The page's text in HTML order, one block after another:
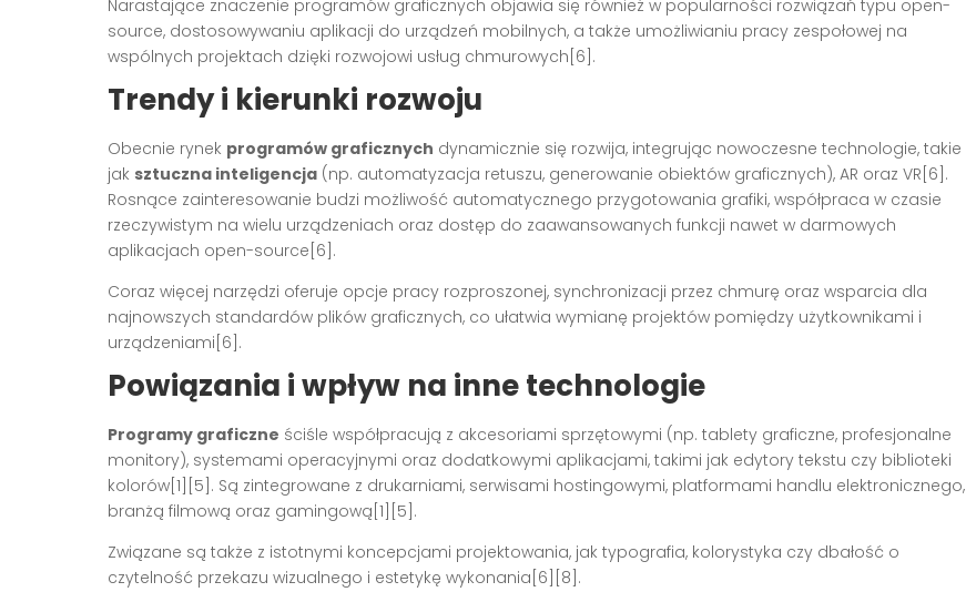
Narastające znaczenie programów graficznych objawia się również w popularności rozwiązań typu open-
source, dostosowywaniu aplikacji do urządzeń mobilnych, a także umożliwianiu pracy zespołowej na
wspólnych projektach dzięki rozwojowi usług chmurowych[6].
Trendy i kierunki rozwoju
Obecnie rynek programów graficznych dynamicznie się rozwija, integrując nowoczesne technologie, takie
jak sztuczna inteligencja (np. automatyzacja retuszu, generowanie obiektów graficznych), AR oraz VR[6].
Rosnące zainteresowanie budzi możliwość automatycznego przygotowania grafiki, współpraca w czasie
rzeczywistym na wielu urządzeniach oraz dostęp do zaawansowanych funkcji nawet w darmowych
aplikacjach open-source[6].
Coraz więcej narzędzi oferuje opcje pracy rozproszonej, synchronizacji przez chmurę oraz wsparcia dla
najnowszych standardów plików graficznych, co ułatwia wymianę projektów pomiędzy użytkownikami i
urządzeniami[6].
Powiązania i wpływ na inne technologie
Programy graficzne ściśle współpracują z akcesoriami sprzętowymi (np. tablety graficzne, profesjonalne
monitory), systemami operacyjnymi oraz dodatkowymi aplikacjami, takimi jak edytory tekstu czy biblioteki
kolorów[1][5]. Są zintegrowane z drukarniami, serwisami hostingowymi, platformami handlu elektronicznego,
branżą filmową oraz gamingową[1][5].
Związane są także z istotnymi koncepcjami projektowania, jak typografia, kolorystyka czy dbałość o
czytelność przekazu wizualnego i estetykę wykonania[6][8].